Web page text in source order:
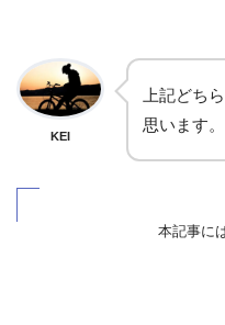
KEI
上記どち
思います。
本記事に